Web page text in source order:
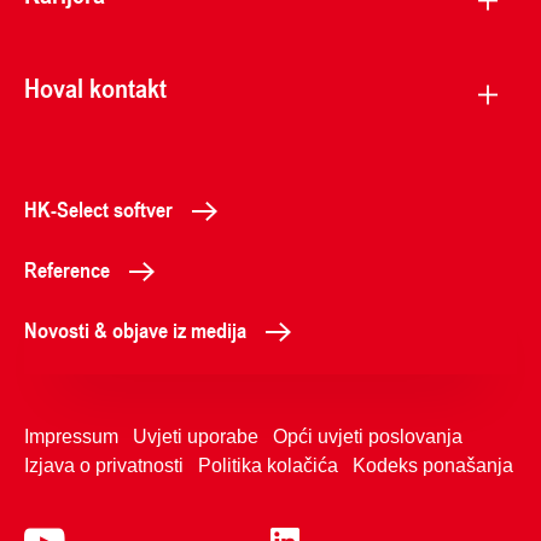
Hoval kontakt
HK-Select softver
Reference
Novosti & objave iz medija
Impressum Uvjeti uporabe
Opći uvjeti poslovanja
Izjava o privatnosti
Politika kolačića Kodeks ponašanja